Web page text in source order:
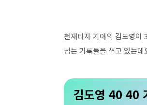
천재타자 기아의 김도영이
넘는 기록들을 쓰고 있는
김도영 40 40